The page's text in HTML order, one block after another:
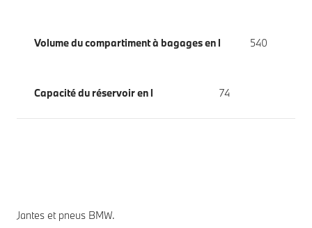
Volume du compartiment à bagages en l 540
Capacité du réservoir en l 74
Jantes et pneus BMW.